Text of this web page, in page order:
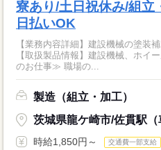
寮あり/土日祝休み/組立
日払いOK
【業務内容詳細】建設機械の塗装
【取扱製品情報】建設機械、ホイールローダー ≪
のお仕事≫ 職場の...
製造（組立・加工）
茨城県龍ケ崎市/佐貫駅（
時給1,850円～ 交通費一部支給